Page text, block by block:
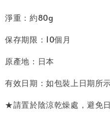
淨重：約80g
保存期限：10個月
原產地：日本
有效日期：如包裝上日期所
★請置於陰涼乾燥處，避免